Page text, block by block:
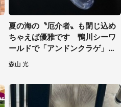
夏の海の〝厄介者〟も閉じ込め
ちゃえば優雅です 鴨川シーワ
ールドで「アンドンクラゲ」期
間限定展示【7／29～】
森山 光